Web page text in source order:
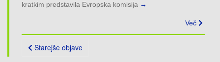
kratkim predstavila Evropska komisija →
Več
Posts
Starejše objave